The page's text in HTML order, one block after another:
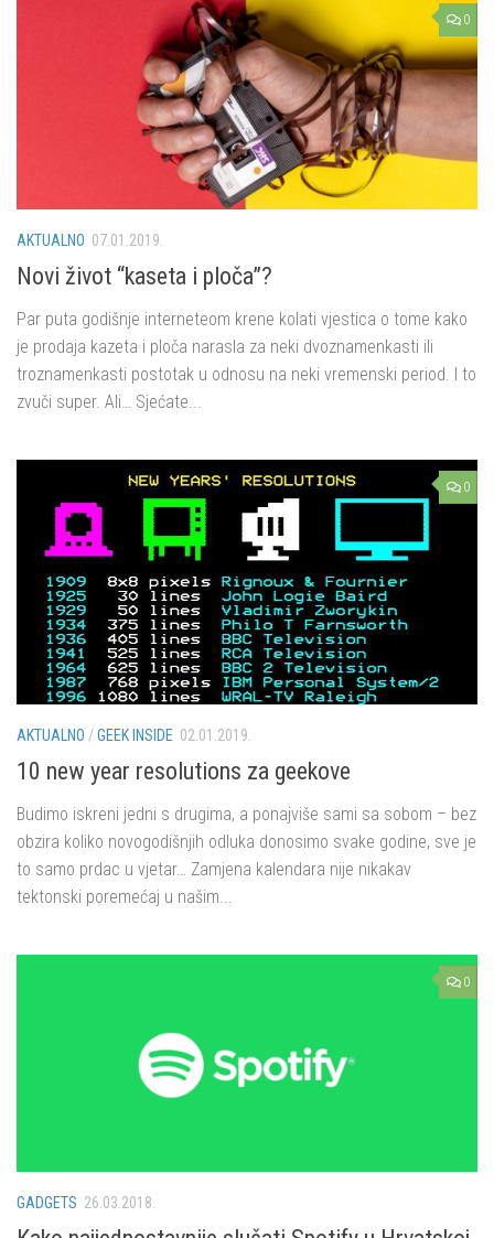
0
AKTUALNO 07.01.2019.
Novi život “kaseta i ploča”?
Par puta godišnje interneteom krene kolati vjestica o tome kako
je prodaja kazeta i ploča narasla za neki dvoznamenkasti ili
troznamenkasti postotak u odnosu na neki vremenski period. I to
zvuči super. Ali… Sjećate...
0
AKTUALNO /GEEK INSIDE 02.01.2019.
10 new year resolutions za geekove
Budimo iskreni jedni s drugima, a ponajviše sami sa sobom – bez
obzira koliko novogodišnjih odluka donosimo svake godine, sve je
to samo prdac u vjetar… Zamjena kalendara nije nikakav
tektonski poremećaj u našim...
0
GADGETS 26.03.2018.